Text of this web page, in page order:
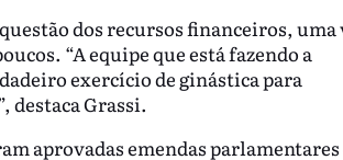
dos recursos financeiros, uma
“A equipe que está fazendo a
exercício de ginástica para
destaca Grassi.
aprovadas emendas parlamentares